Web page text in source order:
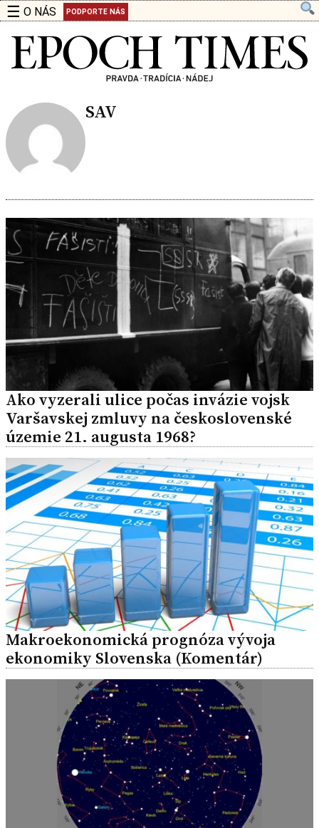
☰ O NÁS PODPORTE NÁS
SAV
Ako vyzerali ulice počas invázie vojsk
Varšavskej zmluvy na československé
územie 21. augusta 1968?
Makroekonomická prognóza vývoja
ekonomiky Slovenska (Komentár)